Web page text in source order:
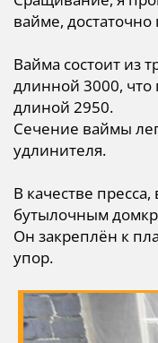
вайме,
Вайма состоит из
длинной 3000, что
длиной 2950.
Сечение ваймы
удлинителя.
В качестве
бутылочным
Он закреплён к
упор.